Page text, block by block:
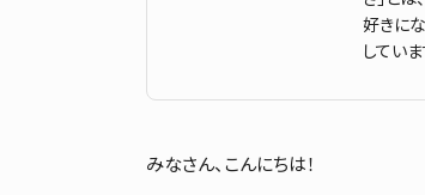
好きに
していま
みなさん、こんにちは！